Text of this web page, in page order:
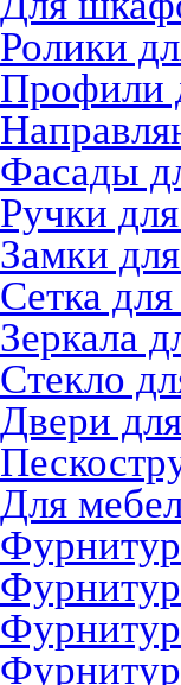
Ролики
Профили
Фасады
Ручки
Замки
Сетка
Зеркала
Стекло
Двери
Для